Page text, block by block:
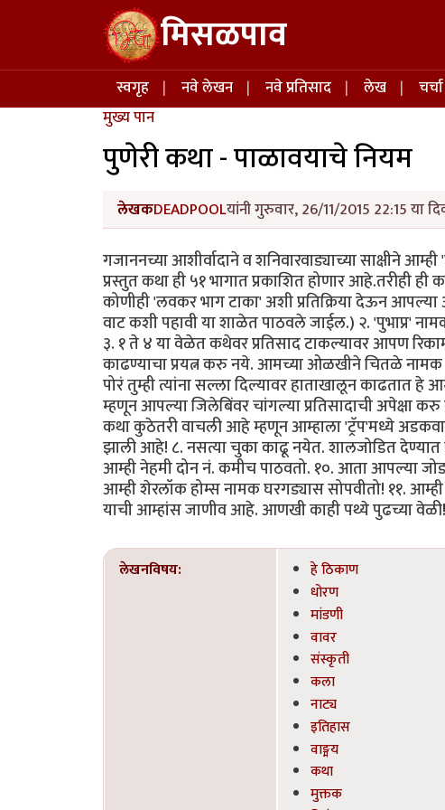
Skip to main content मिसळपाव
Main navigation
स्वगृह नवे लेखन नवे प्रतिसाद लेख चर्चा
मुख्य पान
पुणेरी कथा - पाळावयाचे नियम
लेखकDEADPOOLयांनी गुरुवार, 26/11/2015 22:15 या
गजाननच्या आशीर्वादाने व शनिवारवाड्याच्या साक्षीने
प्रस्तुत कथा ही ५१ भागात प्रकाशित होणार आहे.तरीही
कोणीही 'लवकर भाग टाका' अशी प्रतिक्रिया देऊन
वाट कशी पहावी या शाळेत पाठवले जाईल.) २. 'पुभाप्र'
३. १ ते ४ या वेळेत कथेवर प्रतिसाद टाकल्यावर आपण
काढण्याचा प्रयत्न करु नये. आमच्या ओळखीने चितळे
पोरं तुम्ही त्यांना सल्ला दिल्यावर हाताखालून काढतात
म्हणून आपल्या जिलेबिंवर चांगल्या प्रतिसादाची अपेक्षा
कथा कुठेतरी वाचली आहे म्हणून आम्हाला 'ट्रॅप'मध्ये
झाली आहे! ८. नसत्या चुका काढू नयेत. शालजोडित
आम्ही नेहमी दोन नं. कमीच पाठवतो. १०. आता आपल्या
आम्ही शेरलॉक होम्स नामक घरगड्यास सोपवीतो! ११.
याची आम्हांस जाणीव आहे. आणखी काही पथ्ये पुढच्या वेळी!
लेखनविषय:
हे ठिकाण
धोरण
मांडणी
वावर
संस्कृती
कला
नाट्य
इतिहास
वाङ्मय
कथा
मुक्तक